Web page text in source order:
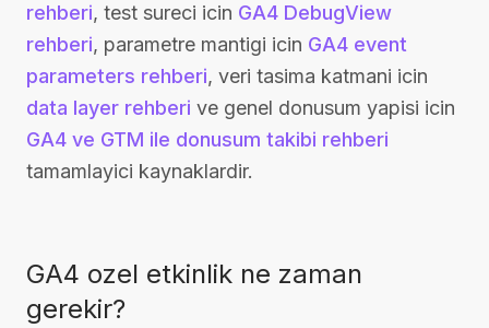
rehberi, test sureci icin GA4 DebugView
rehberi, parametre mantigi icin GA4 event
parameters rehberi, veri tasima katmani icin
data layer rehberi ve genel donusum yapisi icin
GA4 ve GTM ile donusum takibi rehberi
tamamlayici kaynaklardir.
GA4 ozel etkinlik ne zaman
gerekir?